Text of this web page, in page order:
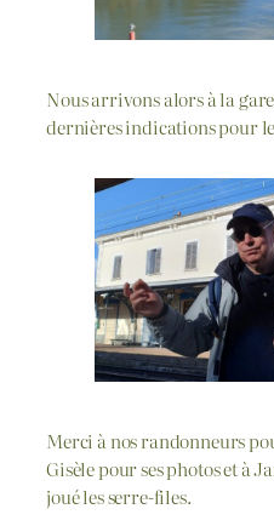
Nous arrivons alors à la
dernières indications pour
Merci à nos randonneurs
Gisèle pour ses photos et à
joué les serre-files.